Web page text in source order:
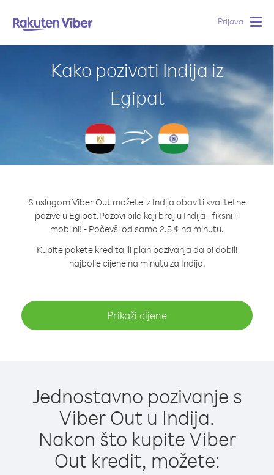
Prijava
Kako pozivati Indija iz
Egipat
S uslugom Viber Out možete iz Indija obaviti kvalitetne
pozive u Egipat.Pozovi bilo koji broj u Indija - fiksni ili
mobilni! - Počevši od samo 2.5 ¢ na minutu.
Kupite pakete kredita ili plan pozivanja da bi dobili
najbolje cijene na minutu za Indija.
Prikaži cijene
Jednostavno pozivanje s
Viber Out u Indija.
Nakon što kupite Viber
Out kredit, možete: